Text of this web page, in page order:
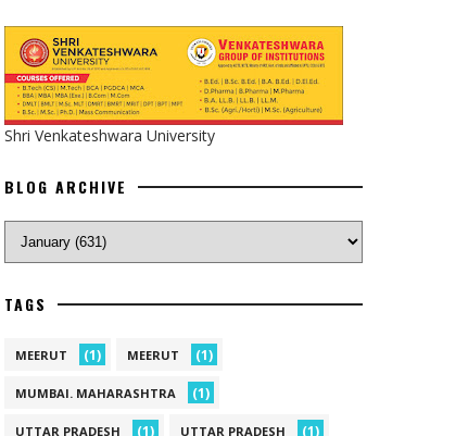
Shri Venkateshwara University
BLOG ARCHIVE
TAGS
MEERUT (1) MEERUT (1)
MUMBAI. MAHARASHTRA (1)
UTTAR PRADESH (1) UTTAR PRADESH (1)